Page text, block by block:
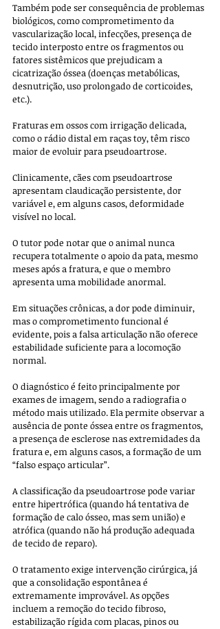
Também pode ser consequência de problemas
biológicos, como comprometimento da
vascularização local, infecções, presença de
tecido interposto entre os fragmentos ou
fatores sistêmicos que prejudicam a
cicatrização óssea (doenças metabólicas,
desnutrição, uso prolongado de corticoides,
etc.).
Fraturas em ossos com irrigação delicada,
como o rádio distal em raças toy, têm risco
maior de evoluir para pseudoartrose.
Clinicamente, cães com pseudoartrose
apresentam claudicação persistente, dor
variável e, em alguns casos, deformidade
visível no local.
O tutor pode notar que o animal nunca
recupera totalmente o apoio da pata, mesmo
meses após a fratura, e que o membro
apresenta uma mobilidade anormal.
Em situações crônicas, a dor pode diminuir,
mas o comprometimento funcional é
evidente, pois a falsa articulação não oferece
estabilidade suficiente para a locomoção
normal.
O diagnóstico é feito principalmente por
exames de imagem, sendo a radiografia o
método mais utilizado. Ela permite observar a
ausência de ponte óssea entre os fragmentos,
a presença de esclerose nas extremidades da
fratura e, em alguns casos, a formação de um
“falso espaço articular”.
A classificação da pseudoartrose pode variar
entre hipertrófica (quando há tentativa de
formação de calo ósseo, mas sem união) e
atrófica (quando não há produção adequada
de tecido de reparo).
O tratamento exige intervenção cirúrgica, já
que a consolidação espontânea é
extremamente improvável. As opções
incluem a remoção do tecido fibroso,
estabilização rígida com placas, pinos ou